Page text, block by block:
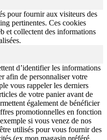
pour fournir aux visiteurs des
pertinentes. Ces cookies
et collectent des informations
d’identifier les informations
afin de personnaliser votre
vous rappeler les derniers
de votre panier avant de
également de bénéficier
promotionnelles en fonction
si vous venez de nos
utilisés pour vous fournir des
(ex mon magasin préféré,